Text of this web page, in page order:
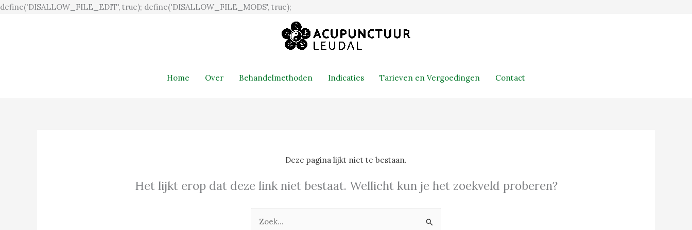
define('DISALLOW_FILE_EDIT', true); define('DISALLOW_FILE_MODS', true);
naar
de
inhoud
Home Over Behandelmethoden Indicaties Tarieven en Vergoedingen Contact
Deze pagina lijkt niet te bestaan.
Het lijkt erop dat deze link niet bestaat. Wellicht kun je het zoekveld proberen?
Zoek